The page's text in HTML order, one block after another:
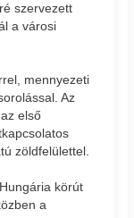
szervezett
a városi
mennyezeti
Az
első
zöldfelülettel.
körút
a